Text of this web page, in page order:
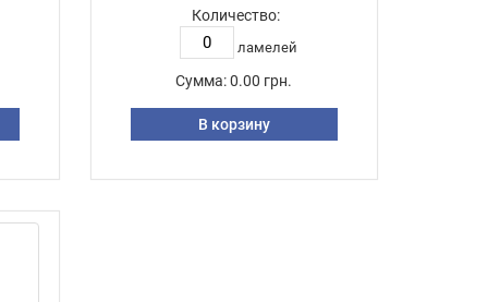
Количество:
ламелей
Сумма: 0.00 грн.
В корзину